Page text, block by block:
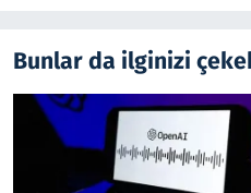
Bunlar da ilginizi